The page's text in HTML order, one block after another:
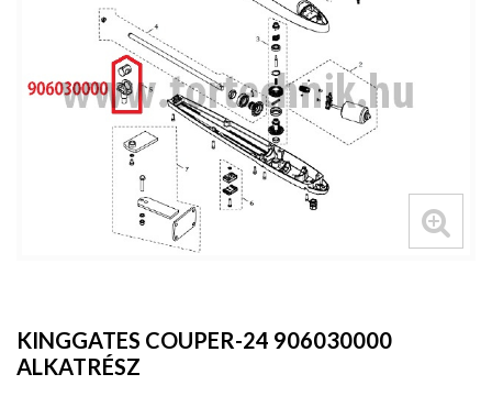
KINGGATES COUPER-24 906030000
ALKATRÉSZ